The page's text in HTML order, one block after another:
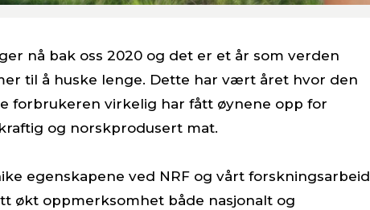
nå bak oss 2020 og det er et år som verden
til å huske lenge. Dette har vært året hvor den
forbrukeren virkelig har fått øynene opp for
og norskprodusert mat.
egenskapene ved NRF og vårt forskningsarbeid
økt oppmerksomhet både nasjonalt og